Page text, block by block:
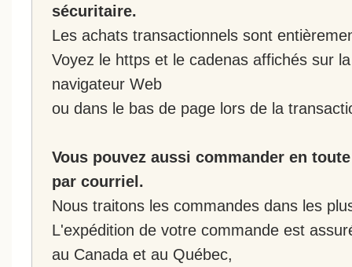
sécuritaire.
Les achats transactionnels sont
Voyez le https et le cadenas affichés sur
navigateur Web
ou dans le bas de page lors de la
Vous pouvez aussi commander en
par courriel.
Nous traitons les commandes dans les
L'expédition de votre commande est
au Canada et au Québec,